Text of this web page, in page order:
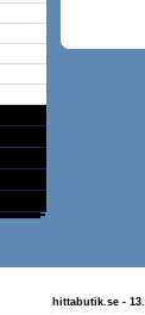
hittabutik.se -